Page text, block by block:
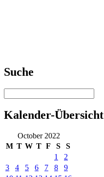
Suche
Kalender-Übersicht
October 2022
M T W T F S
S
1
2
3
4 5 6 7 8
9